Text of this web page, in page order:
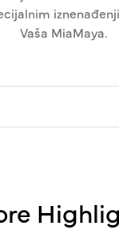
Vaša MiaMaya.